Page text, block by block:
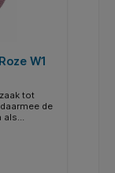
W1
tot
de
als
.
in